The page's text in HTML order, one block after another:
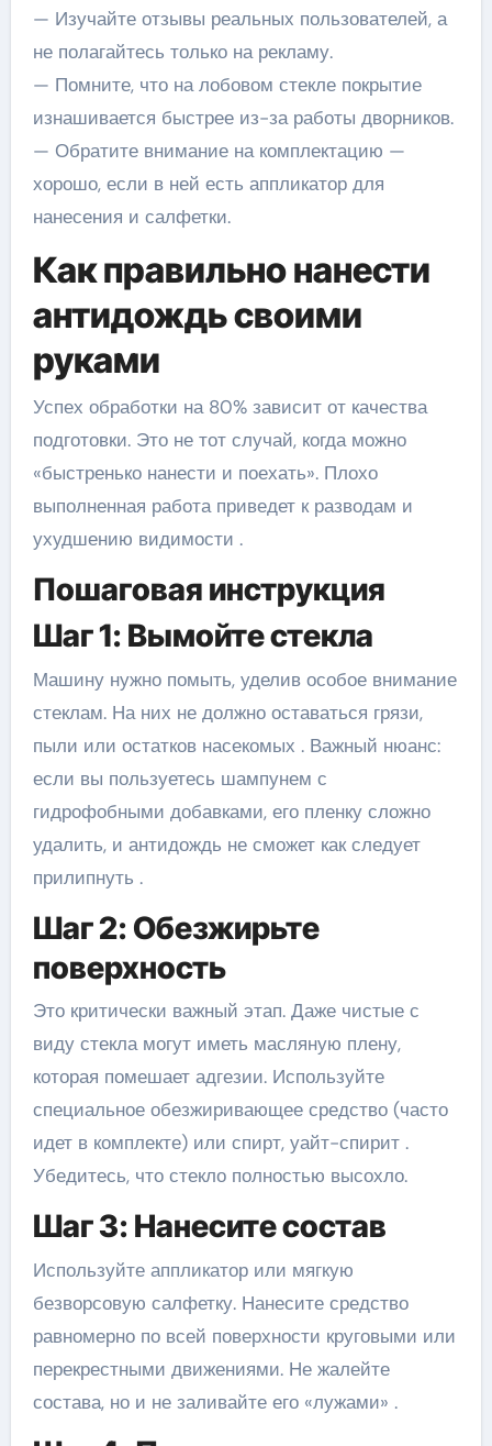
— Изучайте отзывы реальных пользователей, а
не полагайтесь только на рекламу.
— Помните, что на лобовом стекле покрытие
изнашивается быстрее из-за работы дворников.
— Обратите внимание на комплектацию —
хорошо, если в ней есть аппликатор для
нанесения и салфетки.
Как правильно нанести
антидождь своими
руками
Успех обработки на 80% зависит от качества
подготовки. Это не тот случай, когда можно
«быстренько нанести и поехать». Плохо
выполненная работа приведет к разводам и
ухудшению видимости .
Пошаговая инструкция
Шаг 1: Вымойте стекла
Машину нужно помыть, уделив особое внимание
стеклам. На них не должно оставаться грязи,
пыли или остатков насекомых . Важный нюанс:
если вы пользуетесь шампунем с
гидрофобными добавками, его пленку сложно
удалить, и антидождь не сможет как следует
прилипнуть .
Шаг 2: Обезжирьте
поверхность
Это критически важный этап. Даже чистые с
виду стекла могут иметь масляную плену,
которая помешает адгезии. Используйте
специальное обезжиривающее средство (часто
идет в комплекте) или спирт, уайт-спирит .
Убедитесь, что стекло полностью высохло.
Шаг 3: Нанесите состав
Используйте аппликатор или мягкую
безворсовую салфетку. Нанесите средство
равномерно по всей поверхности круговыми или
перекрестными движениями. Не жалейте
состава, но и не заливайте его «лужами» .